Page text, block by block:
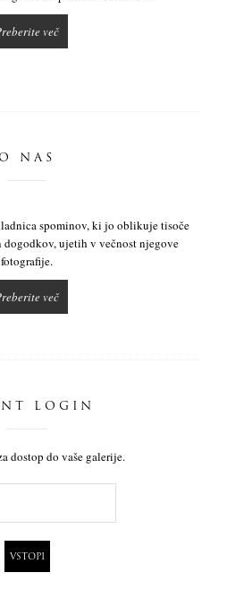
več
O NAS
spominov, ki jo oblikuje tisoče
ujetih v večnost njegove
fotografije.
več
LOGIN
dostop do vaše galerije.